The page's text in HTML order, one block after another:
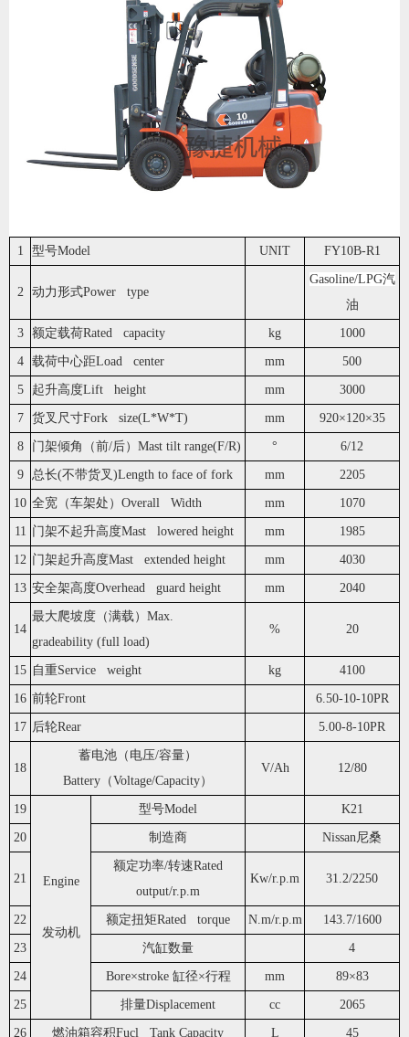
1 型号Model UNIT FY10B-R1
2 动力形式Power type
Gasoline/LPG汽
油
3 额定载荷Rated capacity kg 1000
4 载荷中心距Load center mm 500
5 起升高度Lift height mm 3000
7 货叉尺寸Fork size(L*W*T) mm 920×120×35
8 门架倾角（前/后）Mast tilt range(F/R) ° 6/12
9 总长(不带货叉)Length to face of fork mm 2205
10 全宽（车架处）Overall Width mm 1070
11 门架不起升高度Mast lowered height mm 1985
12 门架起升高度Mast extended height mm 4030
13 安全架高度Overhead guard height mm 2040
14
最大爬坡度（满载）Max.
gradeability (full load)
% 20
15 自重Service weight kg 4100
16 前轮Front 6.50-10-10PR
17 后轮Rear 5.00-8-10PR
18
蓄电池（电压/容量）
Battery（Voltage/Capacity）
V/Ah 12/80
19
Engine
发动机
型号Model K21
20 制造商 Nissan尼桑
21
额定功率/转速Rated
output/r.p.m
Kw/r.p.m 31.2/2250
22 额定扭矩Rated torque N.m/r.p.m 143.7/1600
23 汽缸数量 4
24 Bore×stroke 缸径×行程 mm 89×83
25 排量Displacement cc 2065
26 燃油箱容积Fucl Tank Capacity L 45